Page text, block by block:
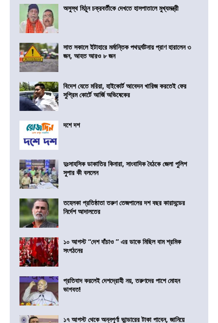
অসুস্থ মিঠুন চক্রবর্তীকে দেখতে হাসপাতালে মুখ্যমন্ত্রী
সাত সকালে ইটাহারে মর্মান্তিক পথদুর্ঘটনায় প্রাণ হারালেন ৩
জন, আহত আরও ৮ জন
বিদেশ যেতে মরিয়া, হাইকোর্ট আবেদন খারিজ করতেই ফের
সুপ্রিম কোর্টে আর্জি অভিষেকের
দশে দশ
দুঃসাহসিক ডাকাতির কিনারা, সাংবাদিক বৈঠকে জেলা পুলিশ
সুপার কী বললেন
তহেলকা প্রতিষ্ঠাতা তরুণ তেজপালের দশ বছর কারাদন্ডের
নির্দেশ আদালতের
১০ আগস্ট “দেশ বাঁচাও ” এর ডাকে মিছিল বাম শ্রমিক
সংগঠনের
প্রতিবাদ করলেই দেশদ্রোহী নয়, তরুণদের পাশে মোহন
ভাগবত!
১৭ আগস্ট থেকে অন্নপূর্ণা ভান্ডারের টাকা পাবেন, জানিয়ে